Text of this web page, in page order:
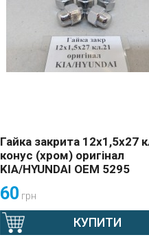
Гайка закрита 12х1,5х27
конус (хром) оригінал
KIA/HYUNDAI OEM 5295
60 грн
КУПИТИ